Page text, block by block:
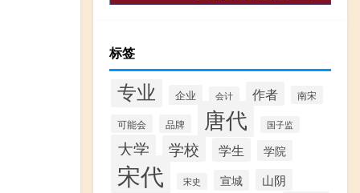
标签
专业 企业 会计 作者 南宋
可能会 品牌 唐代 国子监
大学 学校 学生 学院
宋代 宋史 宣城 山阴